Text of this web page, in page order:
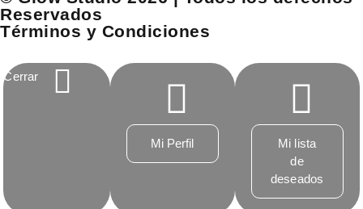
Reservados
Términos y Condiciones
Cerrar
Mi Perfil
Mi lista
de
deseados